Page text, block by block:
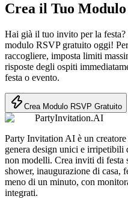
Crea il Tuo
Hai già il tuo invito per la
modulo RSVP gratuito oggi!
raccogliere, imposta limiti
risposte degli ospiti
festa o evento.
Crea Modulo RSVP Gratuito
PartyInvitation.AI
Party Invitation AI è un
genera design unici e
non modelli. Crea inviti di festa
shower, inaugurazione di casa,
meno di un minuto, con
integrati.